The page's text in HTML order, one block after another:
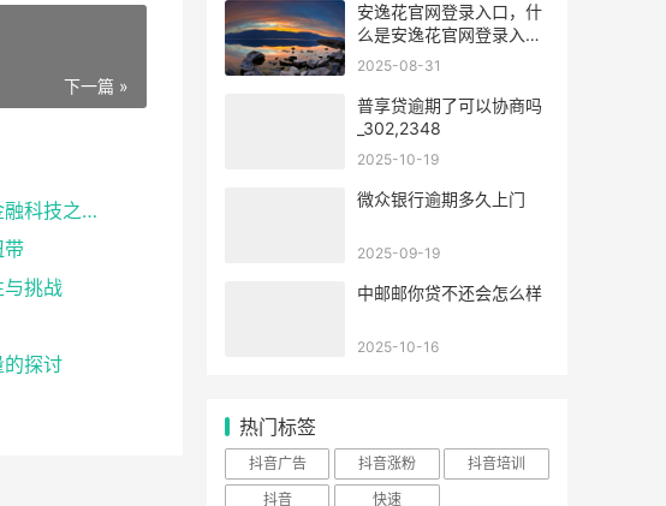
下一篇 »
拉卡拉客服电话：服务与挑战并存的金融科技之路
带
挑战
探讨
安逸花官网登录入口，什
么是安逸花官网登录入
口？
2025-08-31
普享贷逾期了可以协商吗
_302,2348
2025-10-19
微众银行逾期多久上门
2025-09-19
中邮邮你贷不还会怎么样
2025-10-16
热门标签
抖音广告 抖音涨粉
抖音培训
抖音
快速